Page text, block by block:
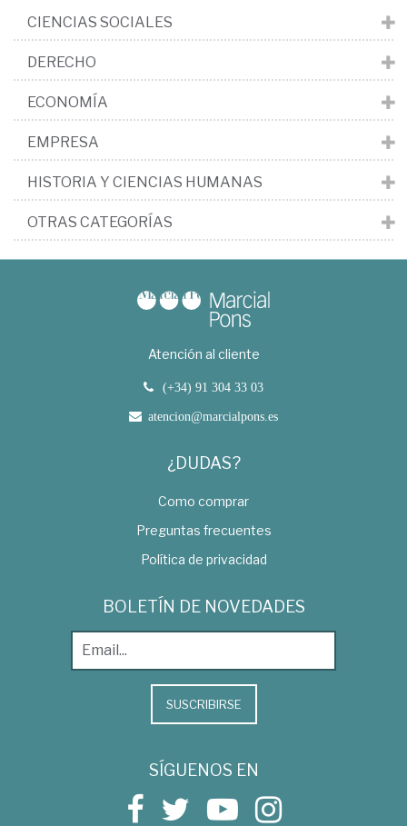
CIENCIAS SOCIALES
DERECHO
ECONOMÍA
EMPRESA
HISTORIA Y CIENCIAS HUMANAS
OTRAS CATEGORÍAS
Atención al cliente
(+34) 91 304 33 03
atencion@marcialpons.es
¿DUDAS?
Como comprar
Preguntas frecuentes
Política de privacidad
BOLETÍN DE NOVEDADES
SUSCRIBIRSE
SÍGUENOS EN